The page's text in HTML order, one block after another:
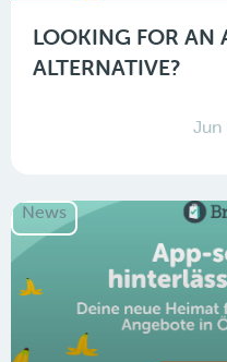
LOOKING FOR AN
ALTERNATIVE?
Jun
News